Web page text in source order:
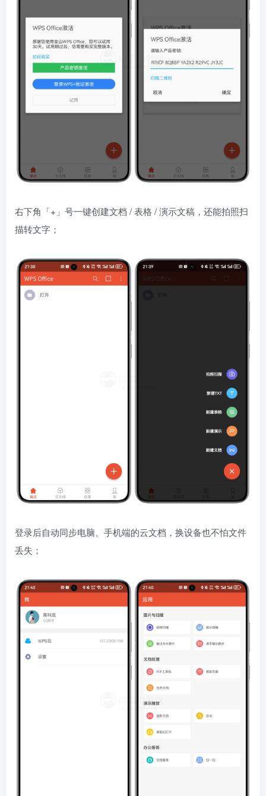
右下角「+」号一键创建文档 / 表格 / 演示文稿，还能拍照扫
描转文字；
登录后自动同步电脑、手机端的云文档，换设备也不怕文件
丢失；